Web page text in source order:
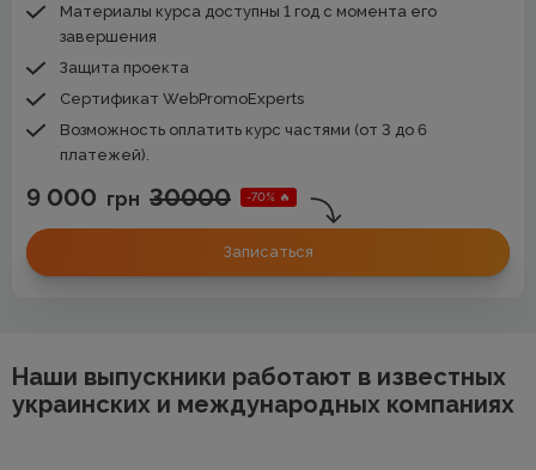
Материалы курса доступны 1 год с момента его
завершения
Защита проекта
Сертификат WebPromoExperts
Возможность оплатить курс частями (от 3 до 6
платежей).
9 000 грн 30000 -70% 🔥
Записаться
Наши выпускники работают в известных
украинских и международных компаниях